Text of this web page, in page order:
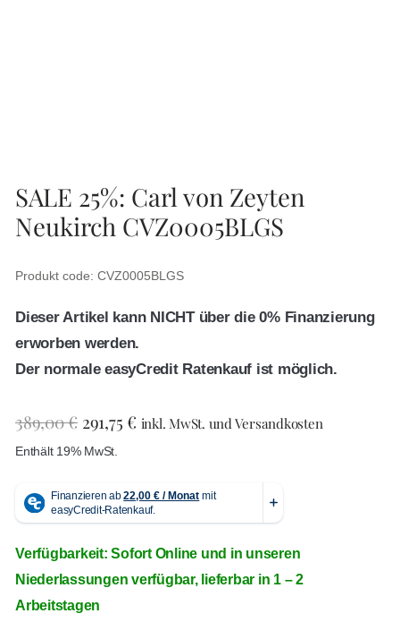
SALE 25%: Carl von Zeyten
Neukirch CVZ0005BLGS
Produkt code: CVZ0005BLGS
Dieser Artikel kann NICHT über die 0% Finanzierung
erworben werden.
Der normale easyCredit Ratenkauf ist möglich.
389,00€ 291,75€ inkl. MwSt. und Versandkosten
Enthält 19% MwSt.
Verfügbarkeit: Sofort Online und in unseren
Niederlassungen verfügbar, lieferbar in 1 – 2
Arbeitstagen